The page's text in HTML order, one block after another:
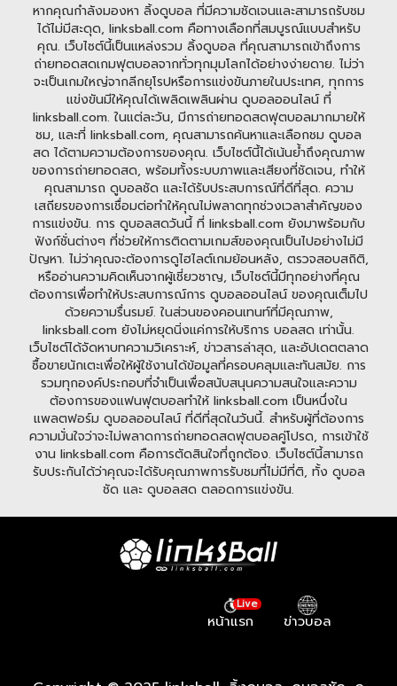
หากคุณกำลังมองหา ลิ้งดูบอล ที่มีความชัดเจนและสามารถรับชม
ได้ไม่มีสะดุด, linksball.com คือทางเลือกที่สมบูรณ์แบบสำหรับ
คุณ. เว็บไซต์นี้เป็นแหล่งรวม ลิ้งดูบอล ที่คุณสามารถเข้าถึงการ
ถ่ายทอดสดเกมฟุตบอลจากทั่วทุกมุมโลกได้อย่างง่ายดาย. ไม่ว่า
จะเป็นเกมใหญ่จากลีกยุโรปหรือการแข่งขันภายในประเทศ, ทุกการ
แข่งขันมีให้คุณได้เพลิดเพลินผ่าน ดูบอลออนไลน์ ที่
linksball.com. ในแต่ละวัน, มีการถ่ายทอดสดฟุตบอลมากมายให้
ชม, และที่ linksball.com, คุณสามารถค้นหาและเลือกชม ดูบอล
สด ได้ตามความต้องการของคุณ. เว็บไซต์นี้ได้เน้นย้ำถึงคุณภาพ
ของการถ่ายทอดสด, พร้อมทั้งระบบภาพและเสียงที่ชัดเจน, ทำให้
คุณสามารถ ดูบอลชัด และได้รับประสบการณ์ที่ดีที่สุด. ความ
เสถียรของการเชื่อมต่อทำให้คุณไม่พลาดทุกช่วงเวลาสำคัญของ
การแข่งขัน. การ ดูบอลสดวันนี้ ที่ linksball.com ยังมาพร้อมกับ
ฟังก์ชั่นต่างๆ ที่ช่วยให้การติดตามเกมส์ของคุณเป็นไปอย่างไม่มี
ปัญหา. ไม่ว่าคุณจะต้องการดูไฮไลต์เกมย้อนหลัง, ตรวจสอบสถิติ,
หรืออ่านความคิดเห็นจากผู้เชี่ยวชาญ, เว็บไซต์นี้มีทุกอย่างที่คุณ
ต้องการเพื่อทำให้ประสบการณ์การ ดูบอลออนไลน์ ของคุณเต็มไป
ด้วยความรื่นรมย์. ในส่วนของคอนเทนท์ที่มีคุณภาพ,
linksball.com ยังไม่หยุดนิ่งแค่การให้บริการ บอลสด เท่านั้น.
เว็บไซต์ได้จัดหาบทความวิเคราะห์, ข่าวสารล่าสุด, และอัปเดตตลาด
ซื้อขายนักเตะเพื่อให้ผู้ใช้งานได้ข้อมูลที่ครอบคลุมและทันสมัย. การ
รวมทุกองค์ประกอบที่จำเป็นเพื่อสนับสนุนความสนใจและความ
ต้องการของแฟนฟุตบอลทำให้ linksball.com เป็นหนึ่งใน
แพลตฟอร์ม ดูบอลออนไลน์ ที่ดีที่สุดในวันนี้. สำหรับผู้ที่ต้องการ
ความมั่นใจว่าจะไม่พลาดการถ่ายทอดสดฟุตบอลคู่โปรด, การเข้าใช้
งาน linksball.com คือการตัดสินใจที่ถูกต้อง. เว็บไซต์นี้สามารถ
รับประกันได้ว่าคุณจะได้รับคุณภาพการรับชมที่ไม่มีที่ติ, ทั้ง ดูบอล
ชัด และ ดูบอลสด ตลอดการแข่งขัน.
ข่าวบอล
Live
หน้าแรก